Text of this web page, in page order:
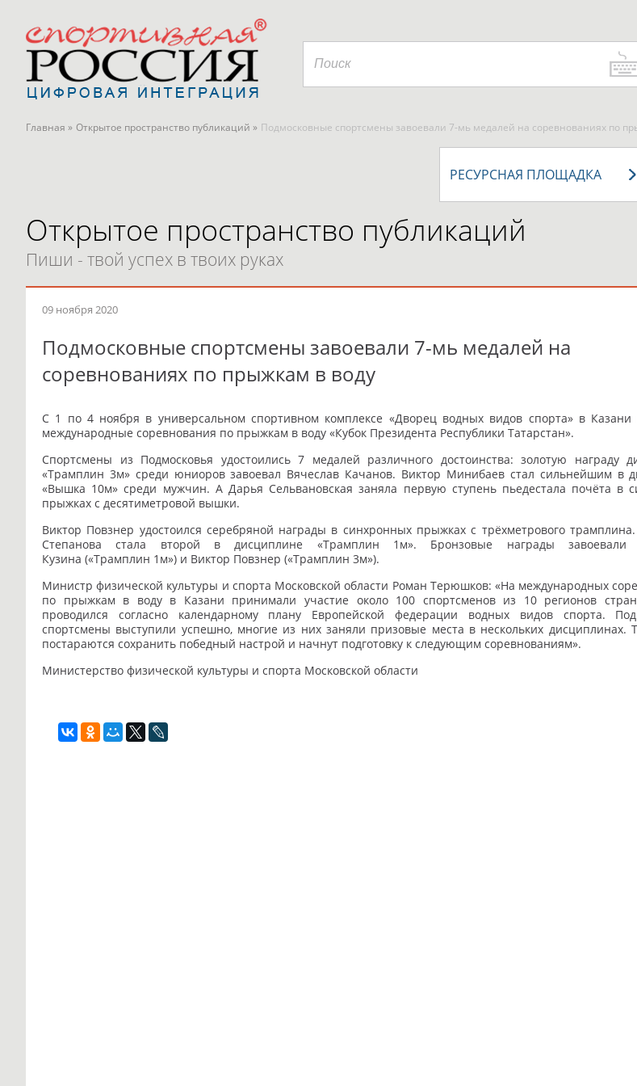
Главная » Открытое пространство публикаций » Подмосковные спортсмены завоевали 7-мь медалей на соревнованиях по
РЕСУРСНАЯ ПЛОЩАДКА
Открытое пространство публикаций
Пиши - твой успех в твоих руках
09 ноября 2020
Подмосковные спортсмены завоевали 7-мь медалей на
соревнованиях по прыжкам в воду
С 1 по 4 ноября в универсальном спортивном комплексе «Дворец водных видов спорта» в Казани
международные соревнования по прыжкам в воду «Кубок Президента Республики Татарстан».
Спортсмены из Подмосковья удостоились 7 медалей различного достоинства: золотую награду
«Трамплин 3м» среди юниоров завоевал Вячеслав Качанов. Виктор Минибаев стал сильнейшим в
«Вышка 10м» среди мужчин. А Дарья Сельвановская заняла первую ступень пьедестала почёта в
прыжках с десятиметровой вышки.
Виктор Повзнер удостоился серебряной награды в синхронных прыжках с трёхметрового
Степанова стала второй в дисциплине «Трамплин 1м». Бронзовые награды завоевали
Кузина («Трамплин 1м») и Виктор Повзнер («Трамплин 3м»).
Министр физической культуры и спорта Московской области Роман Терюшков: «На международных
по прыжкам в воду в Казани принимали участие около 100 спортсменов из 10 регионов
проводился согласно календарному плану Европейской федерации водных видов спорта.
спортсмены выступили успешно, многие из них заняли призовые места в нескольких дисциплинах.
постараются сохранить победный настрой и начнут подготовку к следующим соревнованиям».
Министерство физической культуры и спорта Московской области